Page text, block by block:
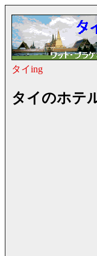
タイing
タイのホテ